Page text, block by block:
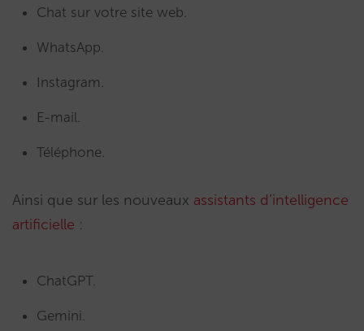
Chat sur votre site web.
WhatsApp.
Instagram.
E-mail.
Téléphone.
Ainsi que sur les nouveaux assistants d’intelligence
artificielle :
ChatGPT.
Gemini.